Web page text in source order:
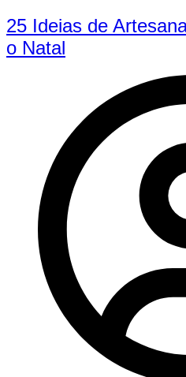
25 Ideias de
o Natal